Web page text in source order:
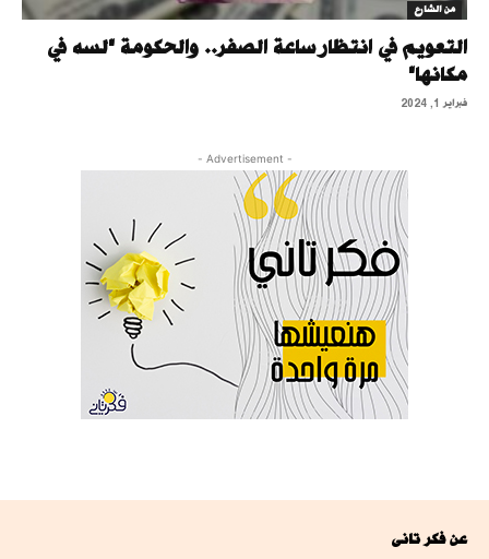
من الشارع
التعويم في انتظار ساعة الصفر.. والحكومة "لسه في
مكانها"
فبراير 1, 2024
- Advertisement -
عن فكر تانى